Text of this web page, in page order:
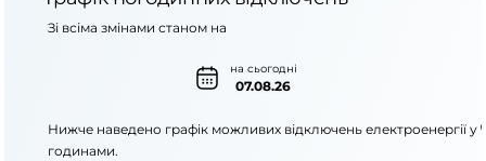
на сьогодні
07.08.26
Зі всіма змінами станом на
Нижче наведено графік можливих відключень електроенергії у
годинами.